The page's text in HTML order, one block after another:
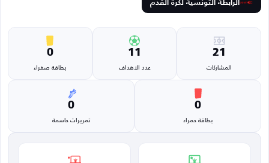
الرابطة التونسية لكرة القدم
21
المشاركات
11
عدد الاهداف
0
بطاقة صفراء
0
بطاقة حمراء
0
تمريرات حاسمة